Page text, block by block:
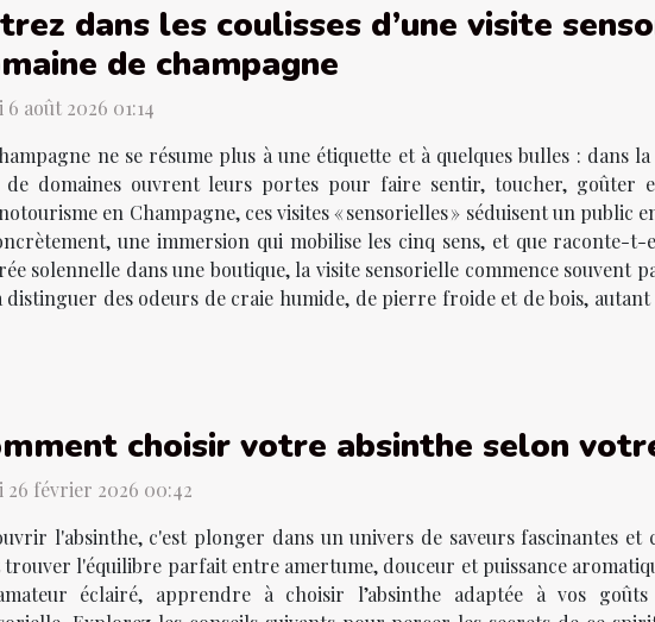
dans les coulisses d’une visite
de champagne
6 août 2026 01:14
ne se résume plus à une étiquette et à quelques bulles : dans
de domaines ouvrent leurs portes pour faire sentir, toucher, goûter
en Champagne, ces visites « sensorielles » séduisent un public
une immersion qui mobilise les cinq sens, et que raconte-
solennelle dans une boutique, la visite sensorielle commence souvent
distinguer des odeurs de craie humide, de pierre froide et de bois,
choisir votre absinthe selon
26 février 2026 00:42
l'absinthe, c'est plonger dans un univers de saveurs fascinantes et
trouver l'équilibre parfait entre amertume, douceur et puissance
éclairé, apprendre à choisir l’absinthe adaptée à vos